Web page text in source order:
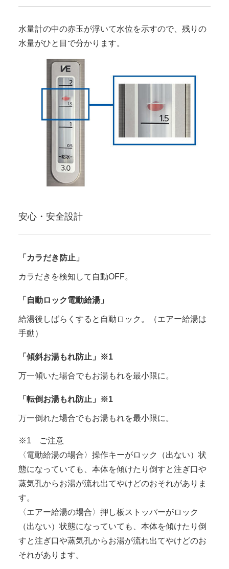
水量計の中の赤玉が浮いて水位を示すので、残りの
水量がひと目で分かります。
安心・安全設計
「カラだき防止」
カラだきを検知して自動OFF。
「自動ロック電動給湯」
給湯後しばらくすると自動ロック。（エアー給湯は
手動）
「傾斜お湯もれ防止」※1
万一傾いた場合でもお湯もれを最小限に。
「転倒お湯もれ防止」※1
万一倒れた場合でもお湯もれを最小限に。
※1 ご注意
〈電動給湯の場合〉操作キーがロック（出ない）状
態になっていても、本体を傾けたり倒すと注ぎ口や
蒸気孔からお湯が流れ出てやけどのおそれがありま
す。
〈エアー給湯の場合〉押し板ストッパーがロック
（出ない）状態になっていても、本体を傾けたり倒
すと注ぎ口や蒸気孔からお湯が流れ出てやけどのお
それがあります。